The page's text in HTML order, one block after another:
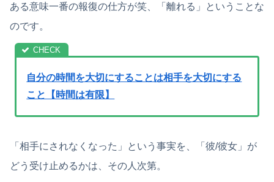
ある意味一番の報復の仕方が笑、「離れる」ということな
のです。
自分の時間を大切にすることは相手を大切にする
こと【時間は有限】
「相手にされなくなった」という事実を、「彼/彼女」が
どう受け止めるかは、その人次第。